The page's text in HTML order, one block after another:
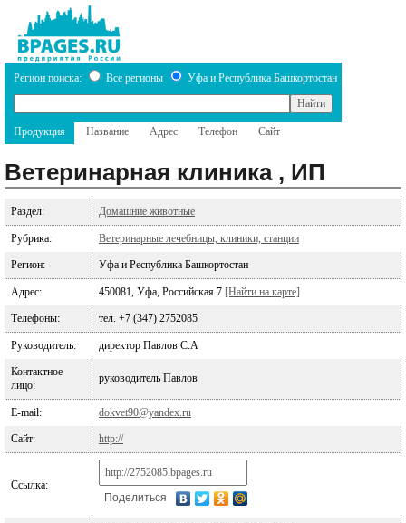
Регион поиска: Все регионы Уфа и Республика Башкортостан
Продукция Название Адрес Телефон Сайт
Ветеринарная клиника , ИП
Раздел: Домашние животные
Рубрика: Ветеринарные лечебницы, клиники, станции
Регион: Уфа и Республика Башкортостан
Адрес: 450081, Уфа, Российская 7 [Найти на карте]
Телефоны: тел. +7 (347) 2752085
Руководитель: директор Павлов С.А
Контактное
лицо:
руководитель Павлов
E-mail: dokvet90@yandex.ru
Сайт: http://
Ссылка:
Поделиться